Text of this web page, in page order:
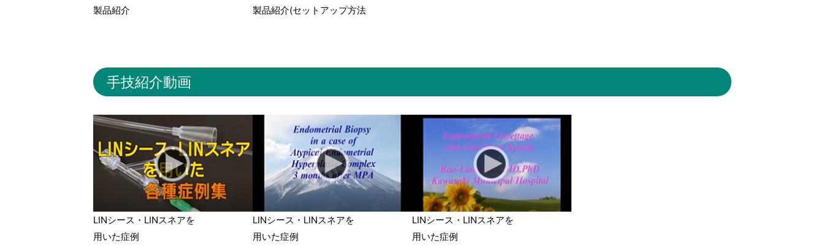
製品紹介
製品紹介(セットアップ方法
手技紹介動画
LINシース・LINスネアを
用いた症例
LINシース・LINスネアを
用いた症例
LINシース・LINスネアを
用いた症例